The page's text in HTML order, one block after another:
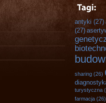
antyki (27)
(27)
sharing (26)
turystyczna
farmacja (26)